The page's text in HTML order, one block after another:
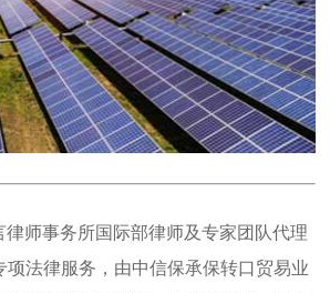
师事务所国际部律师及专家团队代理
项法律服务，由中信保承保转口贸易业